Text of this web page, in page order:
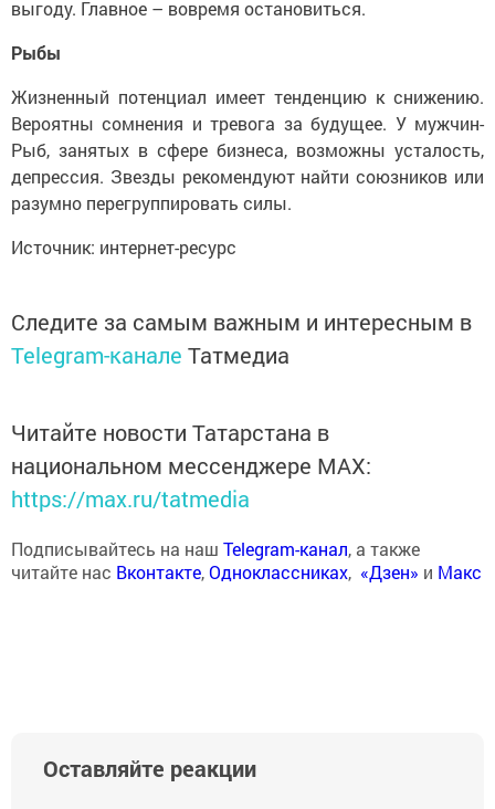
выгоду. Главное – вовремя остановиться.
Рыбы
Жизненный потенциал имеет тенденцию к снижению.
Вероятны сомнения и тревога за будущее. У мужчин-
Рыб, занятых в сфере бизнеса, возможны усталость,
депрессия. Звезды рекомендуют найти союзников или
разумно перегруппировать силы.
Источник: интернет-ресурс
Следите за самым важным и интересным в
Telegram-канале Татмедиа
Читайте новости Татарстана в
национальном мессенджере MАХ:
https://max.ru/tatmedia
Подписывайтесь на наш Telegram-канал, а также
читайте нас Вконтакте,Одноклассниках, «Дзен» и Макс
Оставляйте реакции